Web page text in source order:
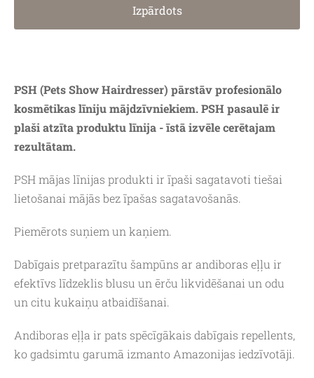
Izpārdots
PSH (Pets Show Hairdresser) pārstāv profesionālo
kosmētikas līniju mājdzīvniekiem. PSH pasaulē ir
plaši atzīta produktu līnija - īstā izvēle cerētajam
rezultātam.
PSH mājas līnijas produkti ir īpaši sagatavoti tiešai
lietošanai mājās bez īpašas sagatavošanās.
Piemērots suņiem un kaņiem.
Dabīgais pretparazītu šampūns ar andiboras eļļu ir
efektīvs līdzeklis blusu un ērču likvidēšanai un odu
un citu kukaiņu atbaidīšanai.
Andiboras eļļa ir pats spēcīgākais dabīgais repellents,
ko gadsimtu garumā izmanto Amazonijas iedzīvotāji.